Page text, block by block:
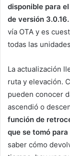
disponible para
de versión 3.0.16.
vía OTA y es
todas las
La actualización
ruta y elevación.
pueden conocer
ascendió o
función de
que se tomó
saber cómo